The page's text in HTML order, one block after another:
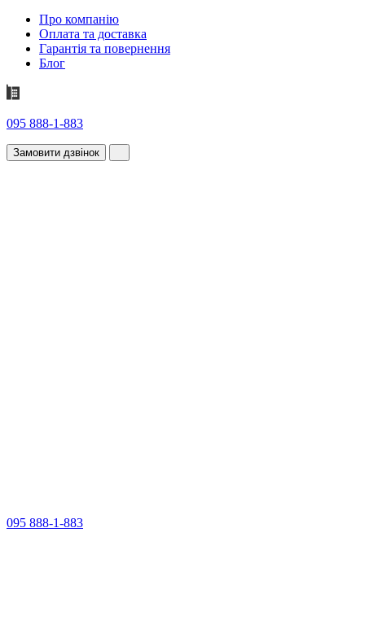
Про компанію
Оплата та доставка
Гарантія та повернення
Блог
095 888-1-883
Замовити дзвінок
095 888-1-883